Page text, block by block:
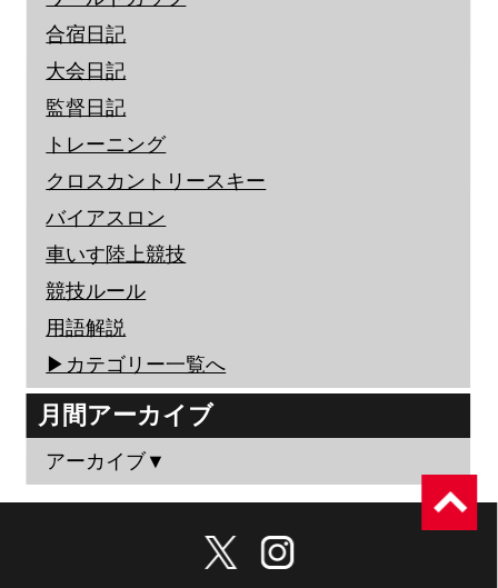
合宿日記
大会日記
監督日記
トレーニング
クロスカントリースキー
バイアスロン
車いす陸上競技
競技ルール
用語解説
▶︎カテゴリー一覧へ
月間アーカイブ
アーカイブ▼